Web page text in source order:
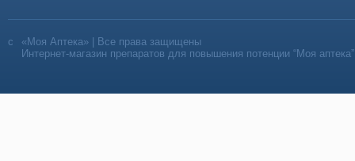
«Моя Аптека» | Все права защищены
Интернет-магазин препаратов для повышения потенции “Моя